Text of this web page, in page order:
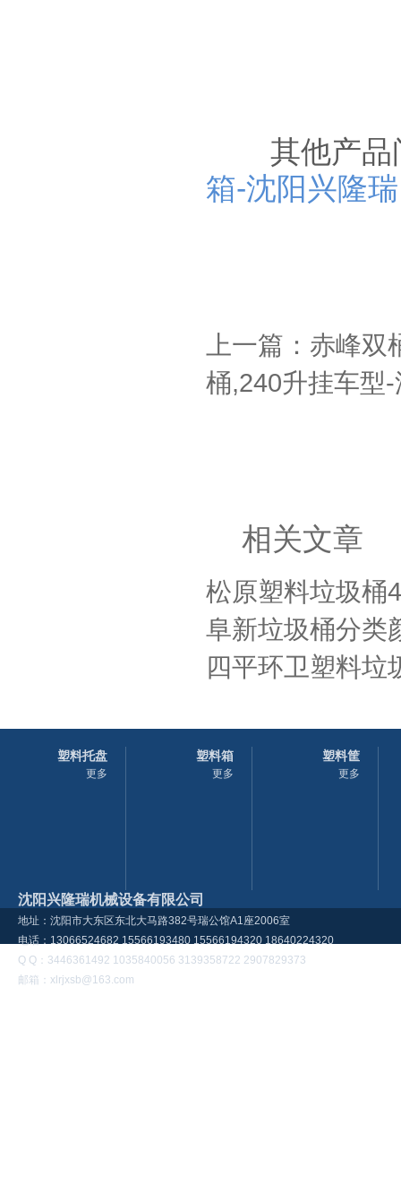
其他产品
箱-沈阳兴隆瑞
上一篇：赤峰
桶,240升挂车型
相关文章
松原塑料垃圾桶
阜新垃圾桶分类
四平环卫塑料垃
塑料托盘
更多
塑料箱
更多
塑料筐
更多
沈阳兴隆瑞机械设备有限公司
地址：沈阳市大东区东北大马路382号瑞公馆A1座2006室
电话：13066524682 15566193480 15566194320 18640224320
Q Q：3446361492 1035840056 3139358722 2907829373
邮箱：xlrjxsb@163.com